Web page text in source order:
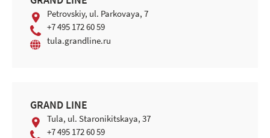
Petrovskiy, ul. Parkovaya, 7
+7 495 172 60 59
tula.grandline.ru
GRAND LINE
Tula, ul. Staronikitskaya, 37
+7 495 172 60 59